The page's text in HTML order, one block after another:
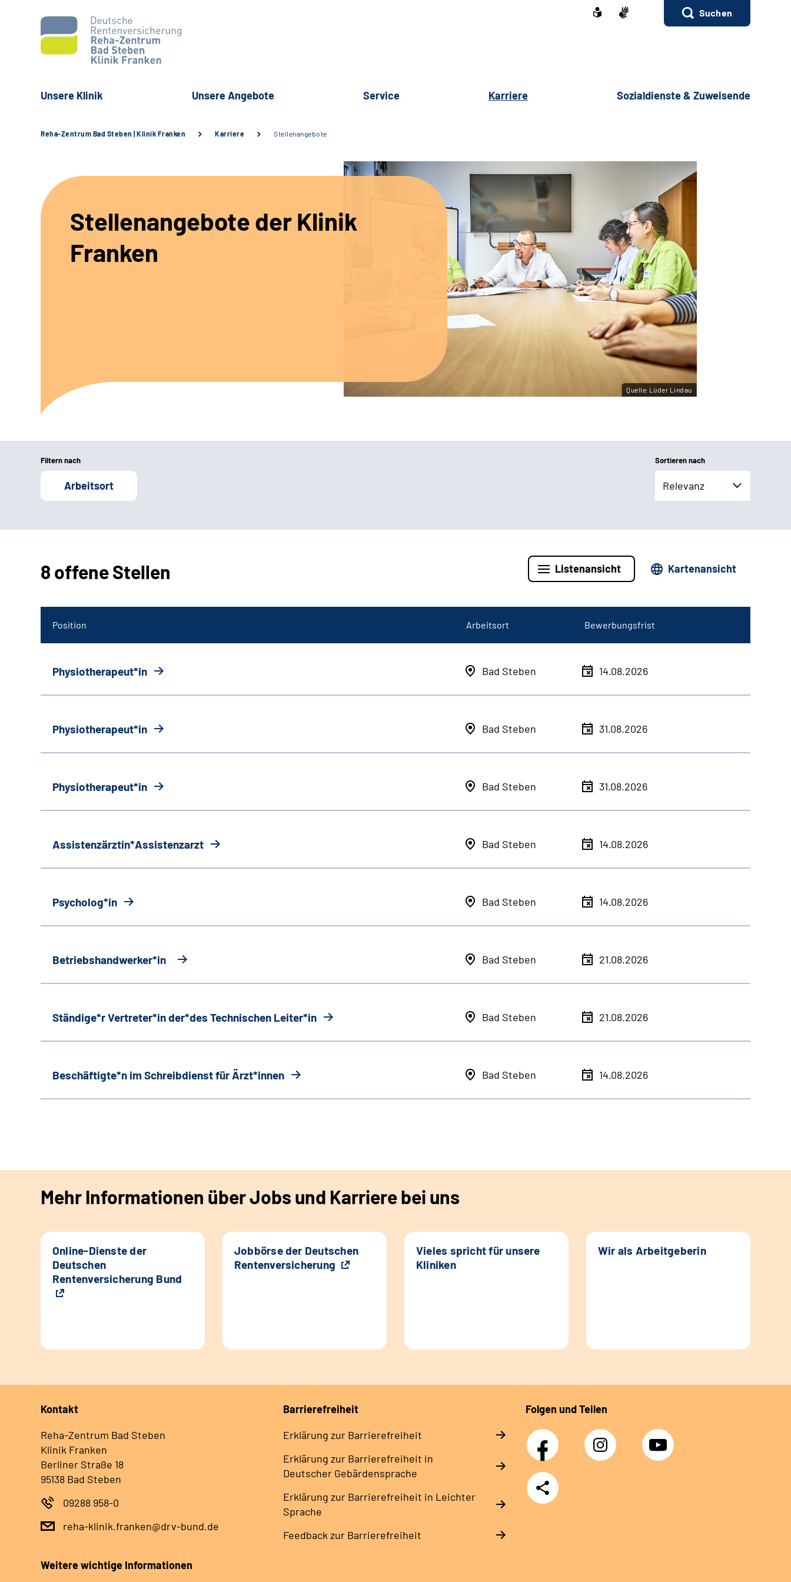
Suchen
Unsere Klinik Unsere Angebote Service Karriere Sozialdienste & Zuweisende
Reha-Zentrum Bad Steben | Klinik Franken Karriere Stellenangebote
Stellenangebote der Klinik
Franken
Quelle:Lüder Lindau
Filtern nach
Arbeitsort
Sortieren nach
Relevanz
8 offene Stellen Listenansicht Kartenansicht
Position Arbeitsort Bewerbungsfrist
Physiotherapeut*in Bad Steben 14.08.2026
Physiotherapeut*in Bad Steben 31.08.2026
Physiotherapeut*in Bad Steben 31.08.2026
Assistenzärztin*Assistenzarzt Bad Steben 14.08.2026
Psycholog*in Bad Steben 14.08.2026
Betriebshandwerker*in Bad Steben 21.08.2026
Ständige*r Vertreter*in der*des Technischen Leiter*in Bad Steben 21.08.2026
Beschäftigte*n im Schreibdienst für Ärzt*innen Bad Steben 14.08.2026
Mehr Informationen über Jobs und Karriere bei uns
Online-Dienste der
Deutschen
Rentenversicherung Bund
Jobbörse der Deutschen
Rentenversicherung
Vieles spricht für unsere
Kliniken
Wir als Arbeitgeberin
Kontakt
Reha-Zentrum Bad Steben
Klinik Franken
Berliner Straße 18
95138 Bad Steben
09288 958-0
reha-klinik.franken@drv-bund.de
Barrierefreiheit
Erklärung zur Barrierefreiheit
Erklärung zur Barrierefreiheit in
Deutscher Gebärdensprache
Erklärung zur Barrierefreiheit in Leichter
Sprache
Feedback zur Barrierefreiheit
Folgen und Teilen
Facebook Instagram YouTube
Teilen
Weitere wichtige Informationen